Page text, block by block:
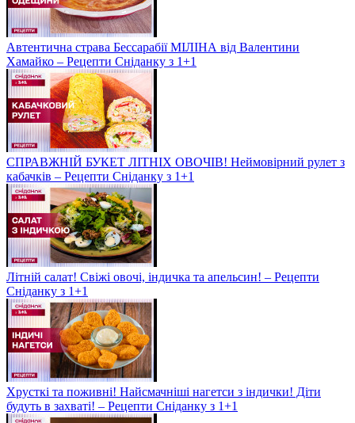
Автентична страва Бессарабії МІЛІНА від Валентини
Хамайко – Рецепти Сніданку з 1+1
СПРАВЖНІЙ БУКЕТ ЛІТНІХ ОВОЧІВ! Неймовірний рулет з
кабачків – Рецепти Сніданку з 1+1
Літній салат! Свіжі овочі, індичка та апельсин! – Рецепти
Сніданку з 1+1
Хрусткі та поживні! Найсмачніші нагетси з індички! Діти
будуть в захваті! – Рецепти Сніданку з 1+1